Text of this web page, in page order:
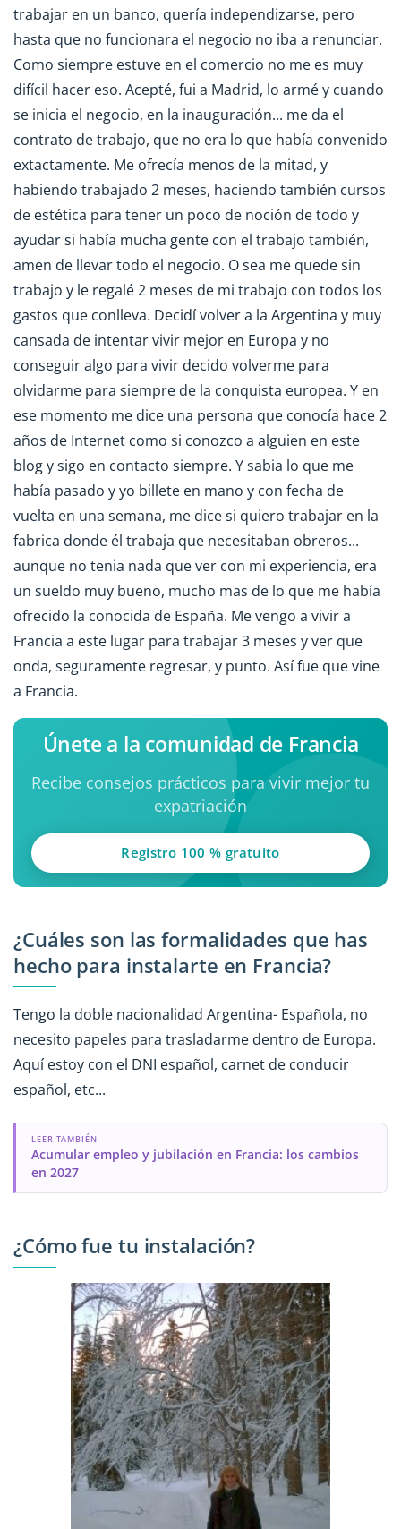
trabajar en un banco, quería independizarse, pero
hasta que no funcionara el negocio no iba a renunciar.
Como siempre estuve en el comercio no me es muy
difícil hacer eso. Acepté, fui a Madrid, lo armé y cuando
se inicia el negocio, en la inauguración... me da el
contrato de trabajo, que no era lo que había convenido
extactamente. Me ofrecía menos de la mitad, y
habiendo trabajado 2 meses, haciendo también cursos
de estética para tener un poco de noción de todo y
ayudar si había mucha gente con el trabajo también,
amen de llevar todo el negocio. O sea me quede sin
trabajo y le regalé 2 meses de mi trabajo con todos los
gastos que conlleva. Decidí volver a la Argentina y muy
cansada de intentar vivir mejor en Europa y no
conseguir algo para vivir decido volverme para
olvidarme para siempre de la conquista europea. Y en
ese momento me dice una persona que conocía hace 2
años de Internet como si conozco a alguien en este
blog y sigo en contacto siempre. Y sabia lo que me
había pasado y yo billete en mano y con fecha de
vuelta en una semana, me dice si quiero trabajar en la
fabrica donde él trabaja que necesitaban obreros...
aunque no tenia nada que ver con mi experiencia, era
un sueldo muy bueno, mucho mas de lo que me había
ofrecido la conocida de España. Me vengo a vivir a
Francia a este lugar para trabajar 3 meses y ver que
onda, seguramente regresar, y punto. Así fue que vine
a Francia.
Únete a la comunidad de Francia
Recibe consejos prácticos para vivir mejor tu
expatriación
Registro 100 % gratuito
¿Cuáles son las formalidades que has
hecho para instalarte en Francia?
Tengo la doble nacionalidad Argentina- Española, no
necesito papeles para trasladarme dentro de Europa.
Aquí estoy con el DNI español, carnet de conducir
español, etc...
LEER TAMBIÉN
Acumular empleo y jubilación en Francia: los cambios
en 2027
¿Cómo fue tu instalación?